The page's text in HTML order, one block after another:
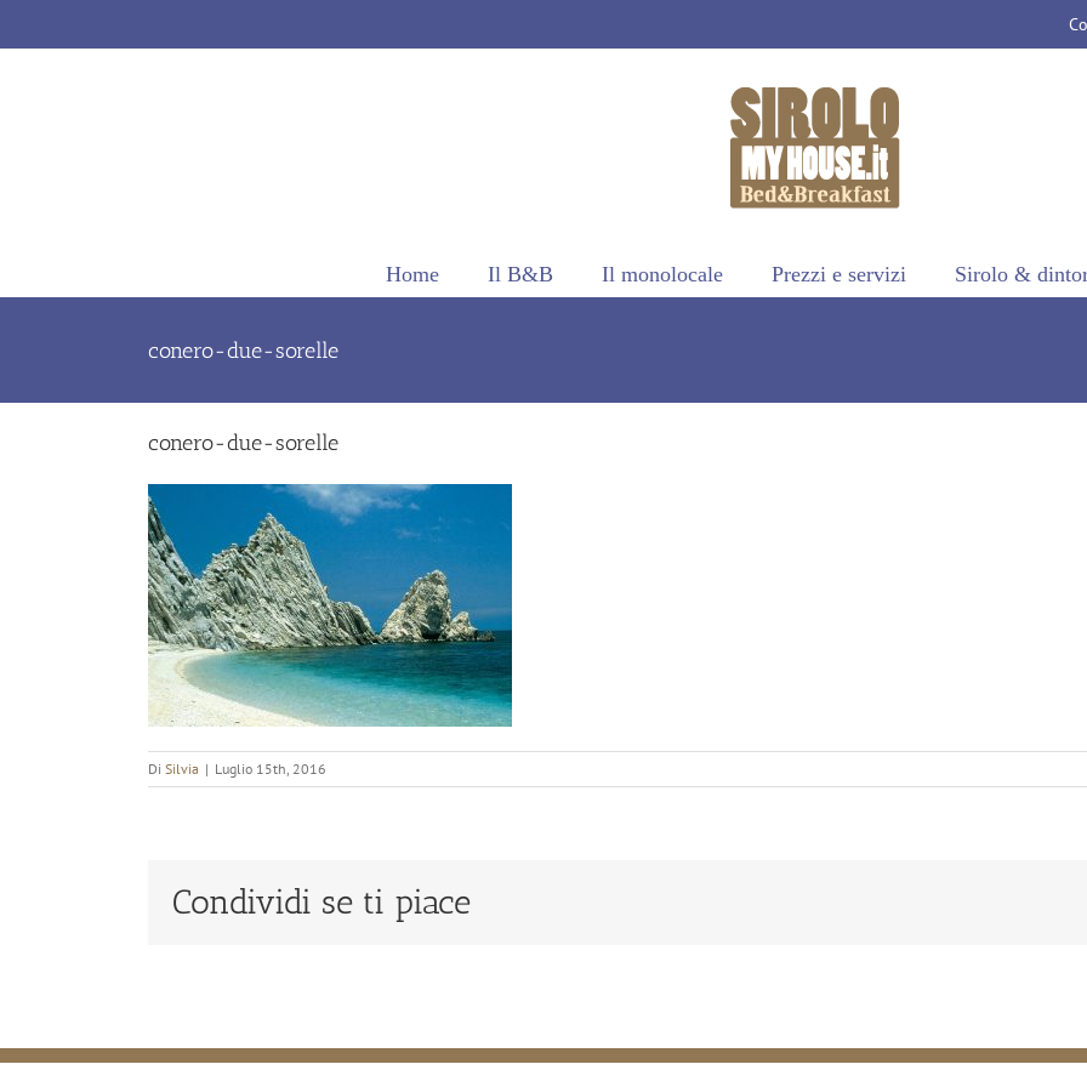
al
Home Il B&B Il monolocale Prezzi e servizi Sirolo &
conero-due-sorelle
conero-due-sorelle
Di Silvia | Luglio 15th, 2016
Condividi se ti piace